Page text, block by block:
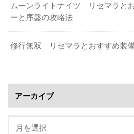
ムーンライトナイツ リセマラと
ーと序盤の攻略法
修行無双 リセマラとおすすめ装
アーカイブ